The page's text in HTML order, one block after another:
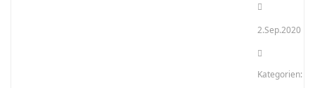
2.Sep.2020
Kategorien: